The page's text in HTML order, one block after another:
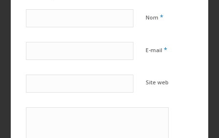
Nom *
E-mail *
Site web